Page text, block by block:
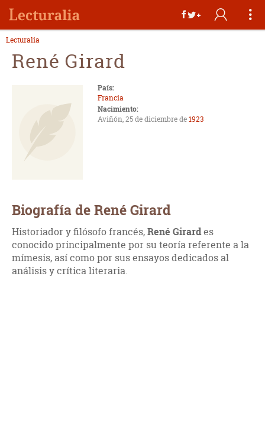
Lecturalia
René Girard
País:
Francia
Nacimiento:
Aviñón, 25 de diciembre de1923
Biografía de René Girard
Historiador y filósofo francés,René Girardes
conocido principalmente por su teoría referente a la
mímesis, así como por sus ensayos dedicados al
análisis y crítica literaria.